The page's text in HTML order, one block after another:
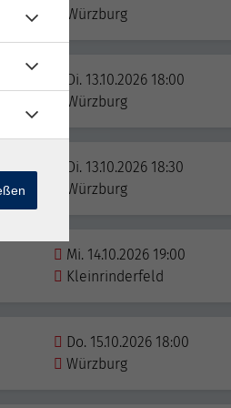
Würzburg
Di. 13.10.2026 18:00
Würzburg
Di. 13.10.2026 18:30
Würzburg
Mi. 14.10.2026 19:00
Kleinrinderfeld
Do. 15.10.2026 18:00
Würzburg